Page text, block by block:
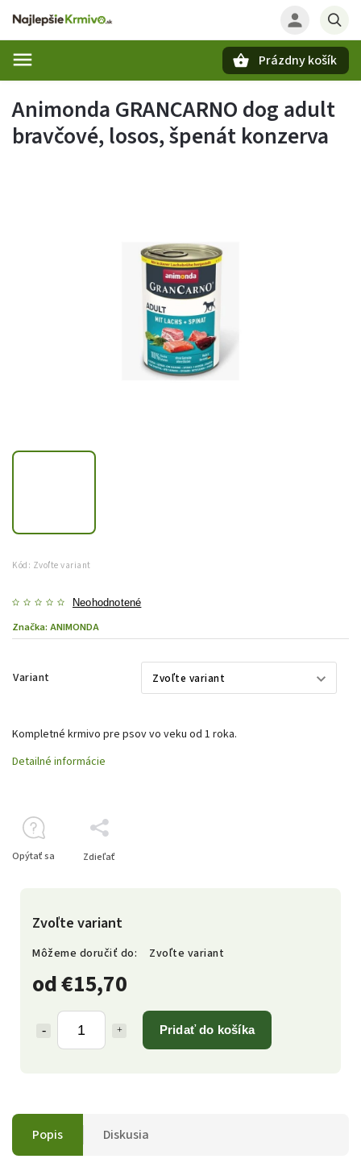
Prázdny košík
Animonda GRANCARNO dog adult
bravčové, losos, špenát konzerva
Kód: Zvoľte variant
Neohodnotené
Značka: ANIMONDA
Variant
od€15,70
Pridať do košíka
Zvoľte variant
Môžeme doručiť do: Zvoľte variant
Kompletné krmivo pre psov vo veku od 1 roka.
Detailné informácie
Opýtať sa Zdieľať
Popis Diskusia